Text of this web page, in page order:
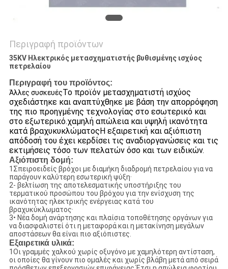
Περιγραφή προϊόντων
35KV Ηλεκτρικός μετασχηματιστής βυθισμένης ισχύος
πετρελαίου
Περιγραφή του προϊόντος:
Άλλες συσκευέςΤο προϊόν μετασχηματιστή ισχύος
σχεδιάστηκε και αναπτύχθηκε με βάση την απορρόφηση
της πιο προηγμένης τεχνολογίας στο εσωτερικό και
στο εξωτερικό.χαμηλή απώλεια και υψηλή ικανότητα
κατά βραχυκυκλώματοςΗ εξαιρετική και αξιόπιστη
απόδοσή του έχει κερδίσει τις αναδιοργανώσεις και τις
εκτιμήσεις τόσο των πελατών όσο και των ειδικών.
Αξιόπιστη δομή:
1Σπειροειδείς βρόχοι με διαμήκη διαδρομή πετρελαίου για να
παράγουν καλύτερη εσωτερική ψύξη·
2- βελτίωση της αποτελεσματικής υποστήριξης του
τερματικού προσώπου του βρόχου για την ενίσχυση της
ικανότητας ηλεκτρικής ενέργειας κατά του
βραχυκύκλωματος·
3• Νέα δομή ανάρτησης και πλαίσια τοποθέτησης οργάνων για
να διασφαλιστεί ότι η μεταφορά και η μετακίνηση μεγάλων
αποστάσεων θα είναι πιο αξιόπιστες.
Εξαιρετικά υλικά:
1Οι γραμμές χαλκού χωρίς οξυγόνο με χαμηλότερη αντίσταση,
οι οποίες θα γίνουν πιο ομαλές και χωρίς βλάβη μετά από σειρά